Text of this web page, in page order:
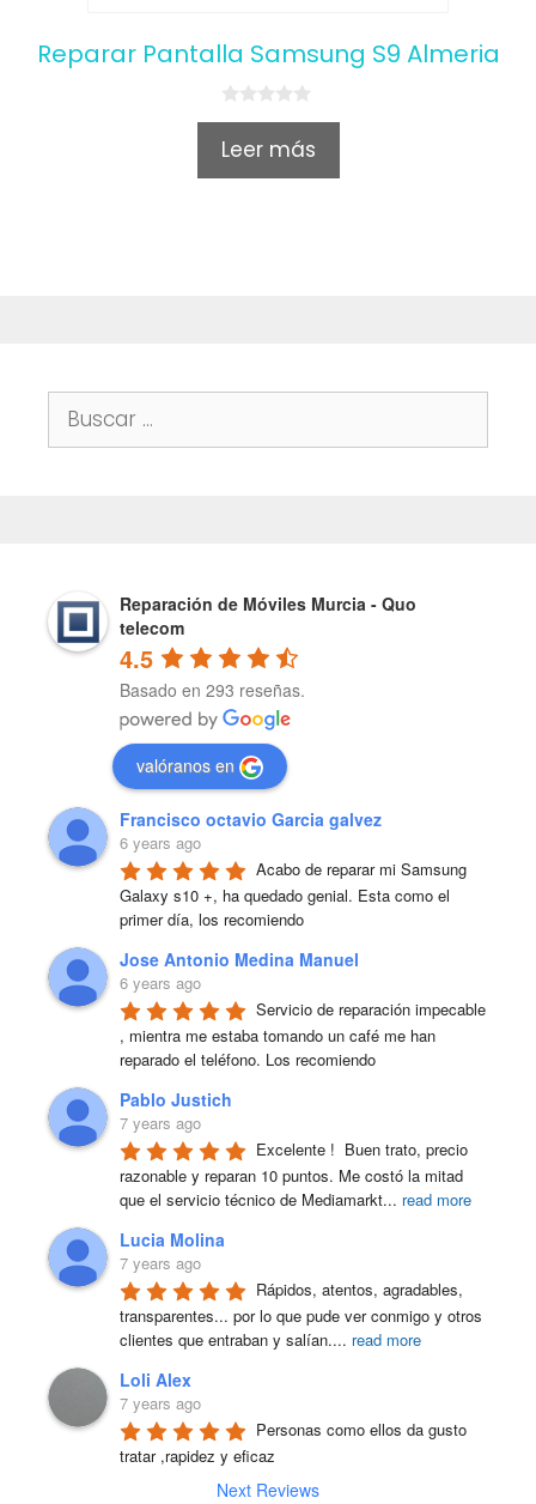
Reparar Pantalla Samsung S9 Almeria
0
u
Leer más
Buscar:
Reparación de Móviles Murcia - Quo
telecom
4.5
Basado en 293 reseñas.
valóranos en
Francisco octavio Garcia galvez
6 years ago
Acabo de reparar mi Samsung
Galaxy s10 +, ha quedado genial. Esta como el
primer día, los recomiendo
Jose Antonio Medina Manuel
6 years ago
Servicio de reparación impecable
, mientra me estaba tomando un café me han
reparado el teléfono. Los recomiendo
Pablo Justich
7 years ago
Excelente !  Buen trato, precio
razonable y reparan 10 puntos. Me costó la mitad
que el servicio técnico de Mediamarkt... read more
Lucia Molina
7 years ago
Rápidos, atentos, agradables,
transparentes... por lo que pude ver conmigo y otros
clientes que entraban y salían.... read more
Loli Alex
7 years ago
Personas como ellos da gusto
tratar ,rapidez y eficaz
Next Reviews